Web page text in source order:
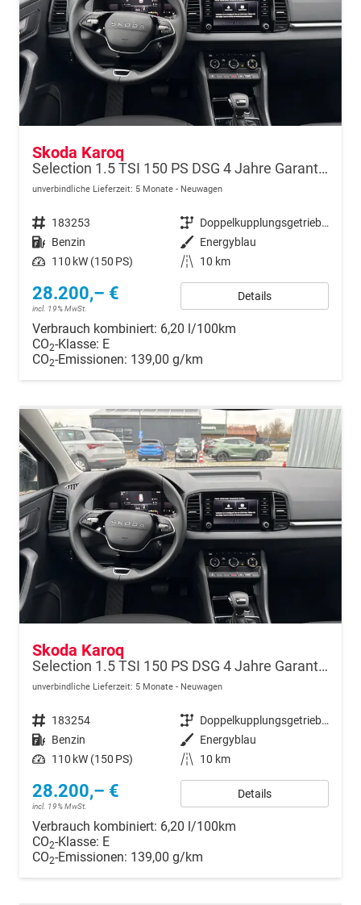
Skoda Karoq
Selection 1.5 TSI 150 PS DSG 4 Jahre Garantie-Keyless Start-AppleCarPlay-AndroidAuto-Sunset-Tempomat-2-Zonen-Klima-16''Alu
unverbindliche Lieferzeit: 5 Monate Neuwagen
Fahrzeugnr. 183253 Getriebe
Doppelkupplungsgetriebe (DSG)
Kraftstoff Benzin Außenfarbe Energyblau
Leistung 110 kW (150 PS) Kilometerstand 10 km
28.200,– €
incl. 19% MwSt.
Details
Verbrauch kombiniert: 6,20 l/100km
CO2-Klasse: E
CO2-Emissionen: 139,00 g/km
Skoda Karoq
Selection 1.5 TSI 150 PS DSG 4 Jahre Garantie-Keyless Start-AppleCarPlay-AndroidAuto-Sunset-Tempomat-2-Zonen-Klima-16''Alu
unverbindliche Lieferzeit: 5 Monate Neuwagen
Fahrzeugnr. 183254 Getriebe
Doppelkupplungsgetriebe (DSG)
Kraftstoff Benzin Außenfarbe Energyblau
Leistung 110 kW (150 PS) Kilometerstand 10 km
28.200,– €
incl. 19% MwSt.
Details
Verbrauch kombiniert: 6,20 l/100km
CO2-Klasse: E
CO2-Emissionen: 139,00 g/km